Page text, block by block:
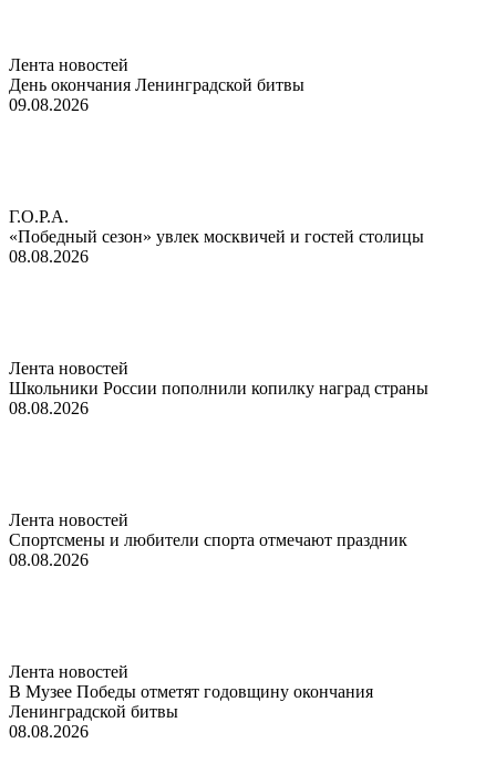
Лента новостей
День окончания Ленинградской битвы
09.08.2026
Г.О.Р.А.
«Победный сезон» увлек москвичей и гостей столицы
08.08.2026
Лента новостей
Школьники России пополнили копилку наград страны
08.08.2026
Лента новостей
Спортсмены и любители спорта отмечают праздник
08.08.2026
Лента новостей
В Музее Победы отметят годовщину окончания
Ленинградской битвы
08.08.2026